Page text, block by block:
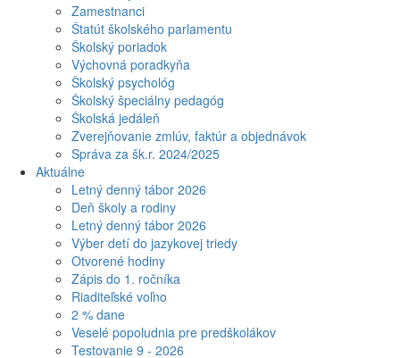
Zamestnanci
Štatút školského parlamentu
Školský poriadok
Výchovná poradkyňa
Školský psychológ
Školský špeciálny pedagóg
Školská jedáleň
Zverejňovanie zmlúv, faktúr a objednávok
Správa za šk.r. 2024/2025
Aktuálne
Letný denný tábor 2026
Deň školy a rodiny
Letný denný tábor 2026
Výber detí do jazykovej triedy
Otvorené hodiny
Zápis do 1. ročníka
Riaditeľské voľno
2 % dane
Veselé popoludnia pre predškolákov
Testovanie 9 - 2026